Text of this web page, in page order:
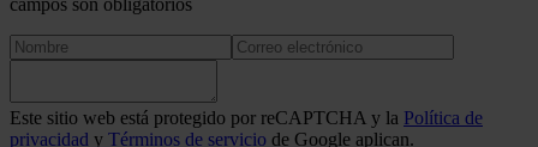
campos son obligatorios
Este sitio web está protegido por reCAPTCHA y la Política de
privacidad y Términos de servicio de Google aplican.